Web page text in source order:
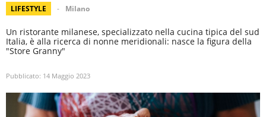
LIFESTYLE Milano
Un ristorante milanese, specializzato nella cucina tipica del sud
Italia, è alla ricerca di nonne meridionali: nasce la figura della
"Store Granny"
Pubblicato: 14 Maggio 2023